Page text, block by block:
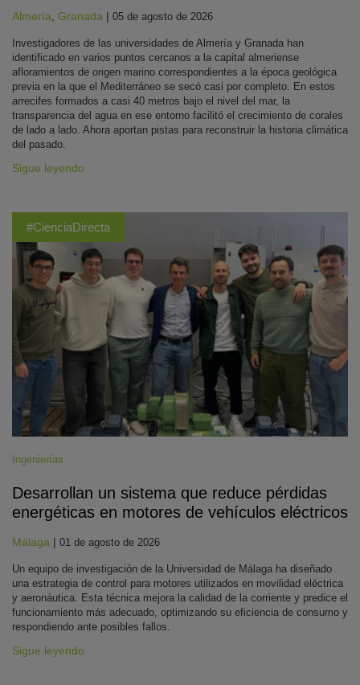
Almería Granada | 05 de agosto de 2026
Investigadores de las universidades de Almería y Granada han
identificado en varios puntos cercanos a la capital almeriense
afloramientos de origen marino correspondientes a la época geológica
previa en la que el Mediterráneo se secó casi por completo. En estos
arrecifes formados a casi 40 metros bajo el nivel del mar, la
transparencia del agua en ese entorno facilitó el crecimiento de corales
de lado a lado. Ahora aportan pistas para reconstruir la historia climática
del pasado.
Sigue leyendo
#CienciaDirecta
Ingenierías
Desarrollan un sistema que reduce pérdidas
energéticas en motores de vehículos eléctricos
Málaga | 01 de agosto de 2026
Un equipo de investigación de la Universidad de Málaga ha diseñado
una estrategia de control para motores utilizados en movilidad eléctrica
y aeronáutica. Esta técnica mejora la calidad de la corriente y predice el
funcionamiento más adecuado, optimizando su eficiencia de consumo y
respondiendo ante posibles fallos.
Sigue leyendo